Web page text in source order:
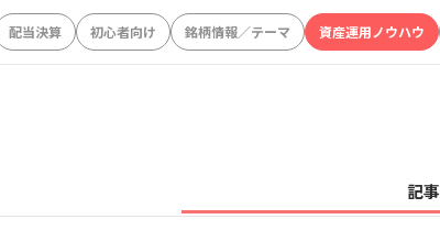
配当決算 初心者向け 銘柄情報／テーマ 資産運用ノウハウ
記事